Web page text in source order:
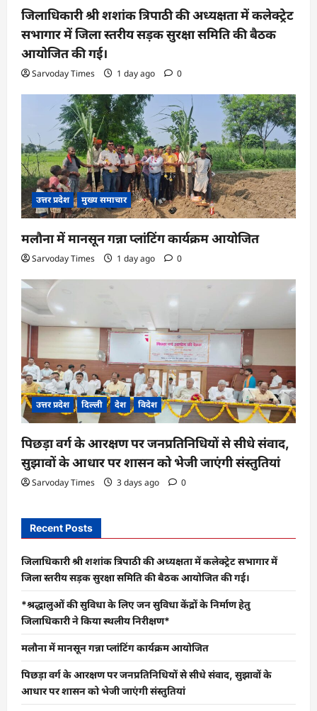
जिलाधिकारी श्री शशांक त्रिपाठी की अध्यक्षता में कलेक्ट्रेट
सभागार में जिला स्तरीय सड़क सुरक्षा समिति की बैठक
आयोजित की गई।
Sarvoday Times 1 day ago 0
उत्तर प्रदेश मुख्य समाचार
मलौना में मानसून गन्ना प्लांटिंग कार्यक्रम आयोजित
Sarvoday Times 1 day ago 0
उत्तर प्रदेश दिल्ली देश विदेश
पिछड़ा वर्ग के आरक्षण पर जनप्रतिनिधियों से सीधे संवाद,
सुझावों के आधार पर शासन को भेजी जाएंगी संस्तुतियां
Sarvoday Times 3 days ago 0
Recent Posts
जिलाधिकारी श्री शशांक त्रिपाठी की अध्यक्षता में कलेक्ट्रेट सभागार में
जिला स्तरीय सड़क सुरक्षा समिति की बैठक आयोजित की गई।
*श्रद्धालुओं की सुविधा के लिए जन सुविधा केंद्रों के निर्माण हेतु
जिलाधिकारी ने किया स्थलीय निरीक्षण*
मलौना में मानसून गन्ना प्लांटिंग कार्यक्रम आयोजित
पिछड़ा वर्ग के आरक्षण पर जनप्रतिनिधियों से सीधे संवाद, सुझावों के
आधार पर शासन को भेजी जाएंगी संस्तुतियां